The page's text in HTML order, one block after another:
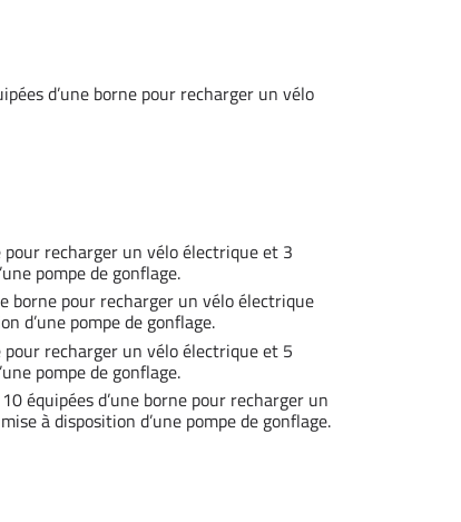
d’une borne pour recharger un vélo
pour recharger un vélo électrique et 3
pompe de gonflage.
borne pour recharger un vélo électrique
d’une pompe de gonflage.
pour recharger un vélo électrique et 5
pompe de gonflage.
équipées d’une borne pour recharger un
à disposition d’une pompe de gonflage.